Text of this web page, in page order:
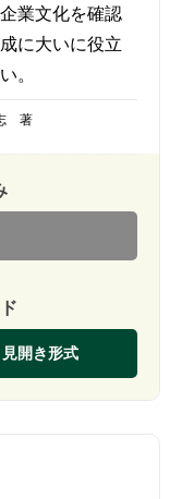
業文化を確認
に大いに役立
。
著
見開き形式